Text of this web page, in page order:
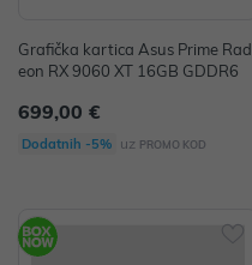
Grafička kartica Asus Prime Rad
eon RX 9060 XT 16GB GDDR6
699,00 €
Dodatnih -5% uz PROMO KOD